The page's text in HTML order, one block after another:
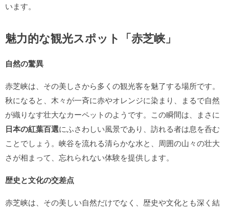
います。
魅力的な観光スポット「赤芝峡」
自然の驚異
赤芝峡は、その美しさから多くの観光客を魅了する場所です。
秋になると、木々が一斉に赤やオレンジに染まり、まるで自然
が織りなす壮大なカーペットのようです。この瞬間は、まさに
日本の紅葉百選にふさわしい風景であり、訪れる者は息を呑む
ことでしょう。峡谷を流れる清らかな水と、周囲の山々の壮大
さが相まって、忘れられない体験を提供します。
歴史と文化の交差点
赤芝峡は、その美しい自然だけでなく、歴史や文化とも深く結